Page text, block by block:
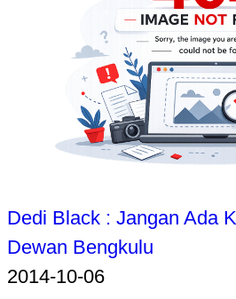
Dedi Black : Jangan Ada
Dewan Bengkulu
2014-10-06